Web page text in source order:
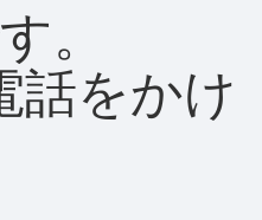
。
話をかけ